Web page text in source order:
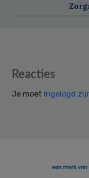
Reader
Reacties
Je moet ingelogd